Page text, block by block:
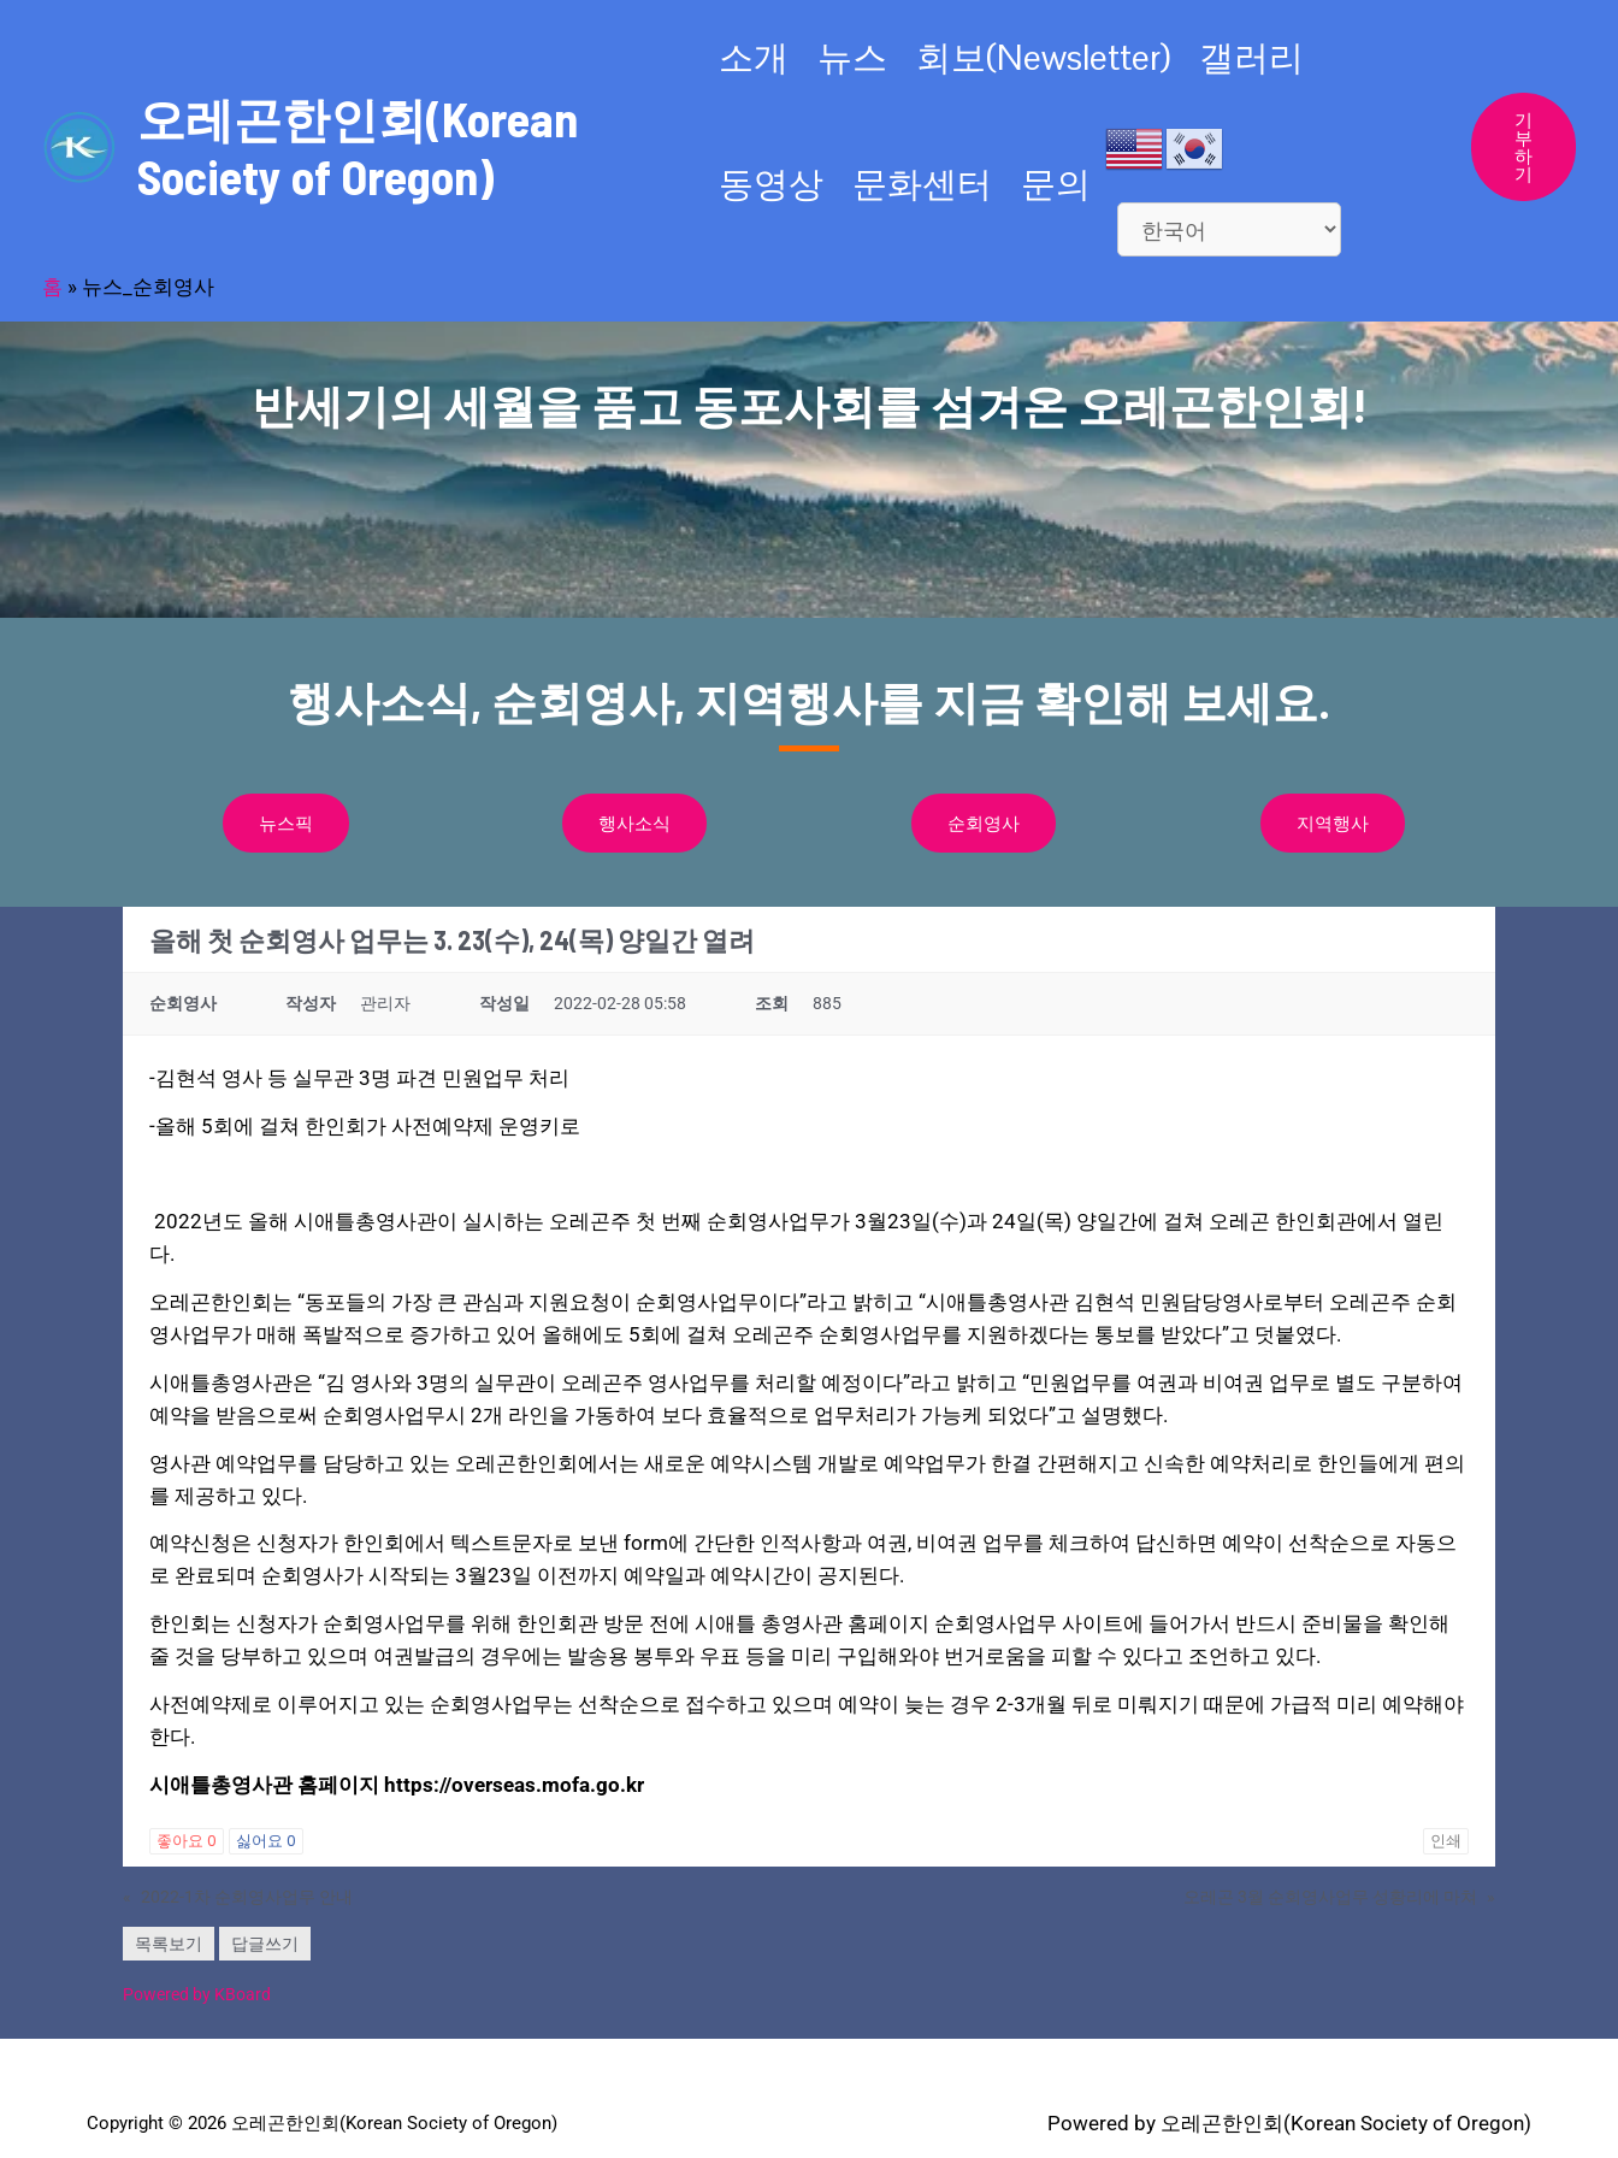
오레곤한인회(Korean
Society of Oregon)
소개 뉴스 회보(Newsletter) 갤러리
동영상 문화센터 문의
기
부
하
기
홈 » 뉴스_순회영사
반세기의 세월을 품고 동포사회를 섬겨온 오레곤한인회!
행사소식, 순회영사, 지역행사를 지금 확인해 보세요.
뉴스픽 행사소식 순회영사 지역행사
올해 첫 순회영사 업무는 3. 23(수), 24(목) 양일간 열려
순회영사 작성자 관리자 작성일 2022-02-28 05:58 조회 885
-김현석 영사 등 실무관 3명 파견 민원업무 처리
-올해 5회에 걸쳐 한인회가 사전예약제 운영키로
2022년도 올해 시애틀총영사관이 실시하는 오레곤주 첫 번째 순회영사업무가 3월23일(수)과 24일(목) 양일간에 걸쳐 오레곤 한인회관에서 열린
다.
오레곤한인회 는 “동포들의 가장 큰 관심과 지원요청이 순회영사업무이다”라고 밝히고 “시애틀총영사관 김현석 민원담당영사로부터 오레곤주 순회
영사업무가 매해 폭발적으로 증가하고 있어 올해에도 5회에 걸쳐 오레곤주 순회영사업무를 지원하겠다는 통보를 받았다”고 덧붙였다.
시애틀총영사관은 “김 영사와 3명의 실무관이 오레곤주 영사업무를 처리할 예정이다”라고 밝히고 “민원업무를 여권과 비여권 업무로 별도 구분하여
예약을 받음으로써 순회영사업무시 2개 라인을 가동하여 보다 효율적으로 업무처리가 가능케 되었다”고 설명했다.
영사관 예약업무를 담당하고 있는 오레곤한인회에서는 새로운 예약시스템 개발로 예약업무가 한결 간편해지고 신속한 예약처리로 한인들에게 편의
를 제공하고 있다.
예약신청은 신청자가 한인회에서 텍스트문자로 보낸 form에 간단한 인적사항과 여권, 비여권 업무를 체크하여 답신하면 예약이 선착순으로 자동으
로 완료되며 순회영사가 시작되는 3월23일 이전까지 예약일과 예약시간이 공지된다.
한인회는 신청자가 순회영사업무를 위해 한인회관 방문 전에 시애틀 총영사관 홈페이지 순회영사업무 사이트에 들어가서 반드시 준비물을 확인해
줄 것을 당부하고 있으며 여권발급의 경우에는 발송용 봉투와 우표 등을 미리 구입해와야 번거로움을 피할 수 있다고 조언하고 있다.
사전예약제로 이루어지고 있는 순회영사업무는 선착순으로 접수하고 있으며 예약이 늦는 경우 2-3개월 뒤로 미뤄지기 때문에 가급적 미리 예약해야
한다.
시애틀총영사관 홈페이지 https://overseas.mofa.go.kr
좋아요 0 싫어요 0 인쇄
« 2022-1차 순회영사업무 안내 오레곤 3월 순회영사업무 성황리에 마쳐 »
목록보기 답글쓰기
Powered by KBoard
Copyright © 2026 오레곤한인회(Korean Society of Oregon) Powered by 오레곤한인회(Korean Society of Oregon)